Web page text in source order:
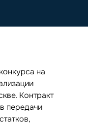
на
Контракт
передачи